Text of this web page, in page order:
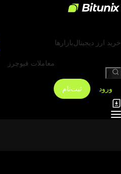
خرید ارز دیجیتالبازارها
معاملات فیوچرز
ورود
ثبت‌نام